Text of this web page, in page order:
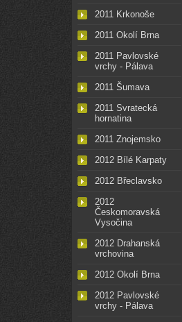
2011 Krkonoše
2011 Okolí Brna
2011 Pavlovské
vrchy - Pálava
2011 Šumava
2011 Svratecká
hornatina
2011 Znojemsko
2012 Bílé Karpaty
2012 Břeclavsko
2012
Českomoravská
Vysočina
2012 Drahanská
vrchovina
2012 Okolí Brna
2012 Pavlovské
vrchy - Pálava